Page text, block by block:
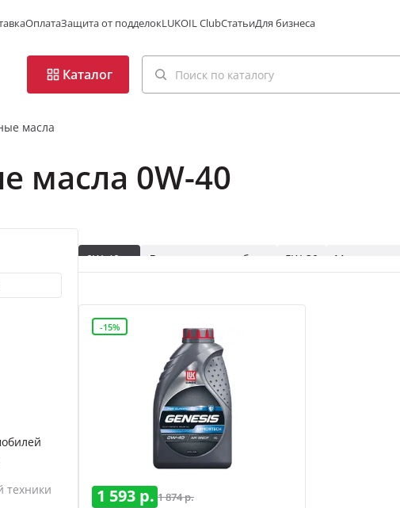
ОплатаЗащита от подделокLUKOIL ClubСтатьиДля бизнеса
Каталог
масла
масла 0W-40
техники
0W-40 Легковые автомобили 5W-30 Мототехника
Синтетические 5W-40
Синтетические 0W-30
UNIVERSAL Синтетические
Полусинтетические
Полусинтетические 5W-40
Полусинтетические 10W-40
Моторные масла дизель 5W-40
-15%
1 593 р. 1 874 р.